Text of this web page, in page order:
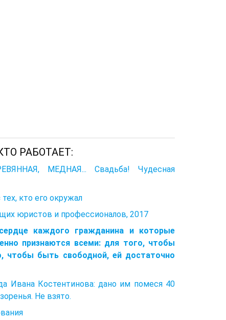
РАБОТАЕТ:
МЕДНАЯ... Свадьба! Чудесная
кто его окружал
юристов и профессионалов, 2017
каждого гражданина и которые
признаются всеми: для того, чтобы
чтобы быть свободной, ей достаточно
Ивана Костентинова: дано им помеся 40
He взято.